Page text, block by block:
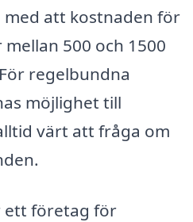
att kostnaden för
500 och 1500
regelbundna
möjlighet till
värt att fråga om
ett företag för